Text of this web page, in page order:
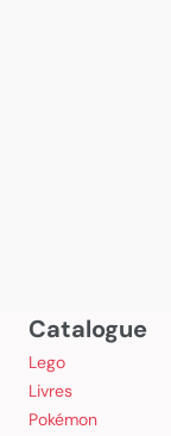
Catalogue
Lego
Livres
Pokémon